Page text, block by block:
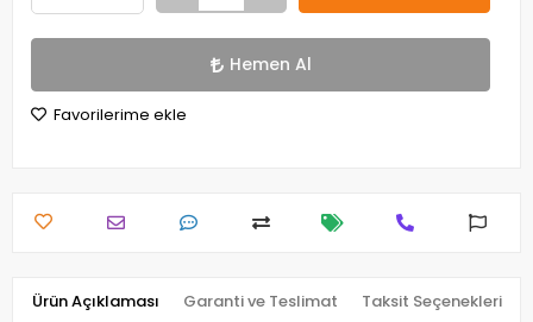
Hemen Al
Favorilerime ekle
Ürün Açıklaması Garanti ve Teslimat Taksit Seçenekleri